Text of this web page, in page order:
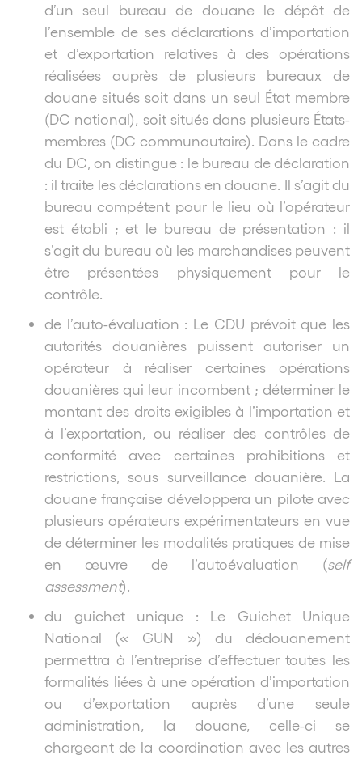
d’un seul bureau de douane le dépôt de
l’ensemble de ses déclarations d’importation
et d’exportation relatives à des opérations
réalisées auprès de plusieurs bureaux de
douane situés soit dans un seul État membre
(DC national), soit situés dans plusieurs États-
membres (DC communautaire). Dans le cadre
du DC, on distingue : le bureau de déclaration
: il traite les déclarations en douane. Il s’agit du
bureau compétent pour le lieu où l’opérateur
est établi ; et le bureau de présentation : il
s’agit du bureau où les marchandises peuvent
être présentées physiquement pour le
contrôle.
de l’auto-évaluation : Le CDU prévoit que les
autorités douanières puissent autoriser un
opérateur à réaliser certaines opérations
douanières qui leur incombent ; déterminer le
montant des droits exigibles à l’importation et
à l’exportation, ou réaliser des contrôles de
conformité avec certaines prohibitions et
restrictions, sous surveillance douanière. La
douane française développera un pilote avec
plusieurs opérateurs expérimentateurs en vue
de déterminer les modalités pratiques de mise
en œuvre de l’autoévaluation (self
assessment).
du guichet unique : Le Guichet Unique
National (« GUN ») du dédouanement
permettra à l’entreprise d’effectuer toutes les
formalités liées à une opération d’importation
ou d’exportation auprès d’une seule
administration, la douane, celle-ci se
chargeant de la coordination avec les autres